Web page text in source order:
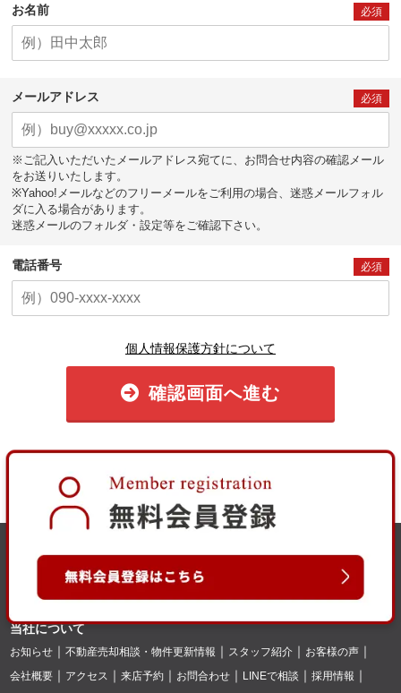
お名前 必須
メールアドレス 必須
※ご記入いただいたメールアドレス宛てに、お問合せ内容の確認メール
をお送りいたします。
※Yahoo!メールなどのフリーメールをご利用の場合、迷惑メールフォル
ダに入る場合があります。
迷惑メールのフォルダ・設定等をご確認下さい。
電話番号 必須
個人情報保護方針について
確認画面へ進む
当社について
お知らせ 不動産売却相談・物件更新情報 スタッフ紹介
お客様の声
会社概要
アクセス 来店予約 お問合わせ LINEで相談
採用情報